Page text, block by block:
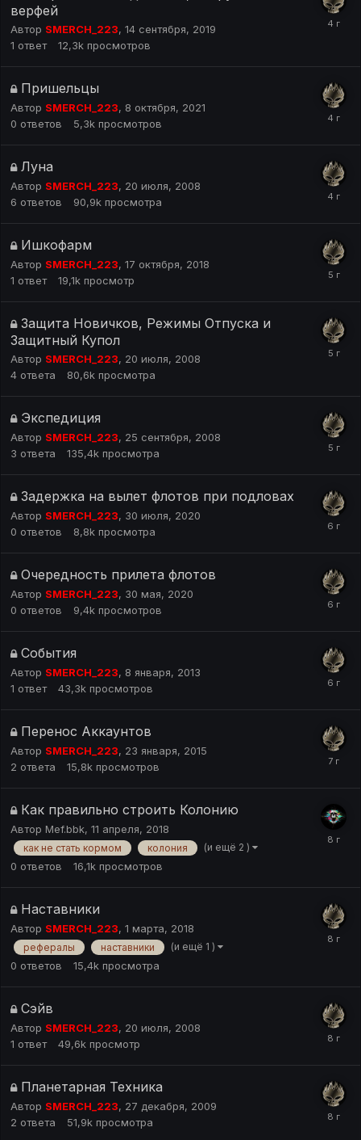
верфей
Автор SMERCH_223, 14 сентября, 2019
1 ответ 12,3k просмотров
Пришельцы
Автор SMERCH_223, 8 октября, 2021
0 ответов 5,3k просмотров
Луна
Автор SMERCH_223, 20 июля, 2008
6 ответов 90,9k просмотра
Ишкофарм
Автор SMERCH_223, 17 октября, 2018
1 ответ 19,1k просмотр
Защита Новичков, Режимы Отпуска и
Защитный Купол
Автор SMERCH_223, 20 июля, 2008
4 ответа 80,6k просмотра
Экспедиция
Автор SMERCH_223, 25 сентября, 2008
3 ответа 135,4k просмотра
Задержка на вылет флотов при подловах
Автор SMERCH_223, 30 июля, 2020
0 ответов 8,8k просмотра
Очередность прилета флотов
Автор SMERCH_223, 30 мая, 2020
0 ответов 9,4k просмотров
События
Автор SMERCH_223, 8 января, 2013
1 ответ 43,3k просмотров
Перенос Аккаунтов
Автор SMERCH_223, 23 января, 2015
2 ответа 15,8k просмотров
Как правильно строить Колонию
Автор Mef.bbk, 11 апреля, 2018
как не стать кормом колония (и ещё 2 )
0 ответов 16,1k просмотров
Наставники
Автор SMERCH_223, 1 марта, 2018
рефералы наставники (и ещё 1 )
0 ответов 15,4k просмотра
Сэйв
Автор SMERCH_223, 20 июля, 2008
1 ответ 49,6k просмотр
Планетарная Техника
Автор SMERCH_223, 27 декабря, 2009
2 ответа 51,9k просмотра